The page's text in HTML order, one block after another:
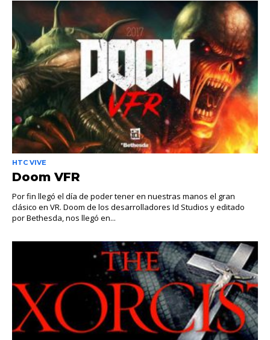
HTC VIVE
Doom VFR
Por fin llegó el día de poder tener en nuestras manos el gran
clásico en VR. Doom de los desarrolladores Id Studios y editado
por Bethesda, nos llegó en...